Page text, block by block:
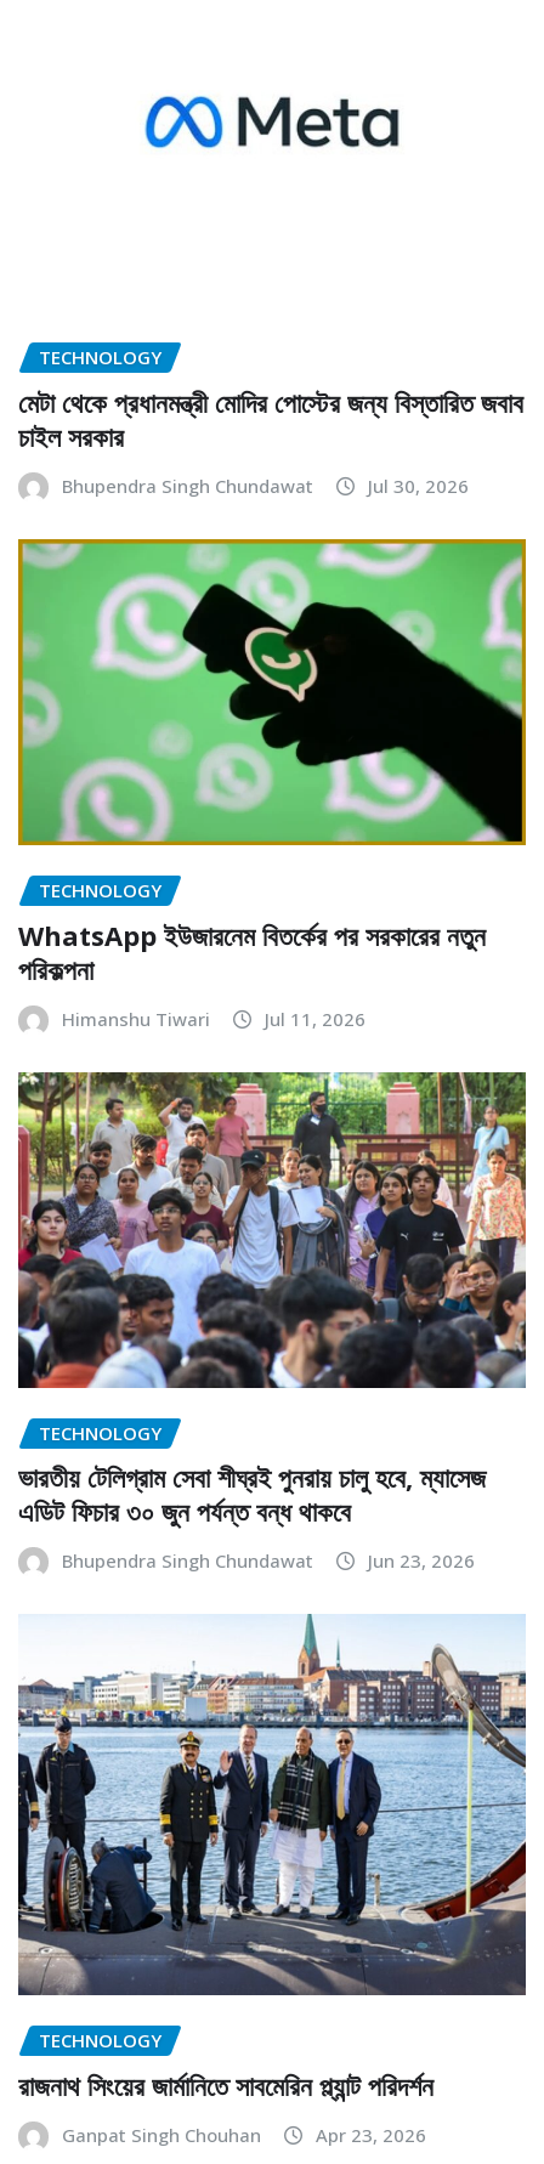
TECHNOLOGY
মেটা থেকে প্রধানমন্ত্রী মোদির পোস্টের জন্য বিস্তারিত জবাব
চাইল সরকার
Bhupendra Singh Chundawat Jul 30, 2026
TECHNOLOGY
WhatsApp ইউজারনেম বিতর্কের পর সরকারের নতুন
পরিকল্পনা
Himanshu Tiwari Jul 11, 2026
TECHNOLOGY
ভারতীয় টেলিগ্রাম সেবা শীঘ্রই পুনরায় চালু হবে, ম্যাসেজ
এডিট ফিচার ৩০ জুন পর্যন্ত বন্ধ থাকবে
Bhupendra Singh Chundawat Jun 23, 2026
TECHNOLOGY
রাজনাথ সিংয়ের জার্মানিতে সাবমেরিন প্ল্যান্ট পরিদর্শন
Ganpat Singh Chouhan Apr 23, 2026